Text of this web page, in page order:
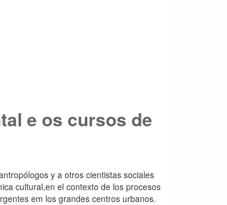
e os cursos de
y a otros cientistas sociales
cultural,en el contexto de los procesos
em los grandes centros urbanos.